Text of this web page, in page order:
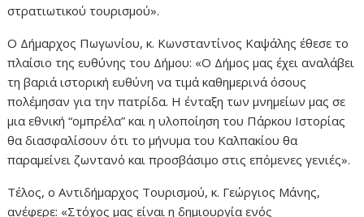
στρατιωτικού τουρισμού».
Ο Δήμαρχος Πωγωνίου, κ. Κωνσταντίνος Καψάλης έθεσε το
πλαίσιο της ευθύνης του Δήμου: «Ο Δήμος μας έχει αναλάβει
τη βαριά ιστορική ευθύνη να τιμά καθημερινά όσους
πολέμησαν για την πατρίδα. Η ένταξη των μνημείων μας σε
μια εθνική “ομπρέλα” και η υλοποίηση του Πάρκου Ιστορίας
θα διασφαλίσουν ότι το μήνυμα του Καλπακίου θα
παραμείνει ζωντανό και προσβάσιμο στις επόμενες γενιές».
Τέλος, ο Αντιδήμαρχος Τουρισμού, κ. Γεώργιος Μάνης,
ανέφερε: «Στόχος μας είναι η δημιουργία ενός